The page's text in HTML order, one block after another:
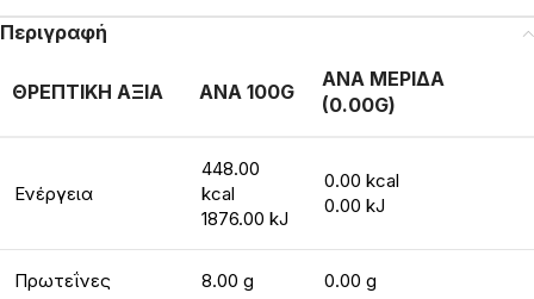
Περιγραφή
ΘΡΕΠΤΙΚΗ ΑΞΙΑ ΑΝΑ 100G
ΑΝΑ ΜΕΡΙΔΑ
(0.00G)
Ενέργεια
448.00
kcal
1876.00 kJ
0.00 kcal
0.00 kJ
Πρωτεΐνες 8.00 g 0.00 g